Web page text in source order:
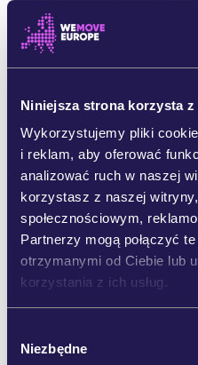
Niniejsza strona korzysta
Wykorzystujemy pliki
i reklam, aby oferować
analizować ruch w naszej
korzystasz z naszej
społecznościowym,
Partnerzy mogą połączyć
otrzymanymi od Ciebie lub
korzystania z ich usług.
Niezbędne
Przypisy:
[1] „Ekobójstwo” to każda
na przykład wycieki ropy,
Chociaż pojęcie
uzgodnionym tekście, jego
intencją nowego prawa
porównywalnych z
które powodują rozległe,
długotrwałe szkody w
ekosystemach lub
powietrza, gleby lub wody.
https://